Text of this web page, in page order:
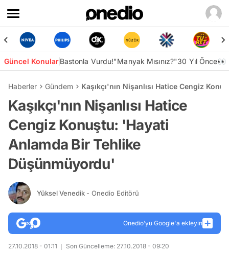
Güncel KonularBastonla Vurdu!"Manyak Mısınız?"30 Yıl Önce👀
Haberler Gündem Kaşıkçı'nın Nişanlısı Hatice Cengiz
Kaşıkçı'nın Nişanlısı Hatice
Cengiz Konuştu: 'Hayati
Anlamda Bir Tehlike
Düşünmüyordu'
Yüksel Venedik - Onedio Editörü
Onedio’yu Google'a ekleyin
27.10.2018 - 01:11 Son Güncelleme: 27.10.2018 - 09:20